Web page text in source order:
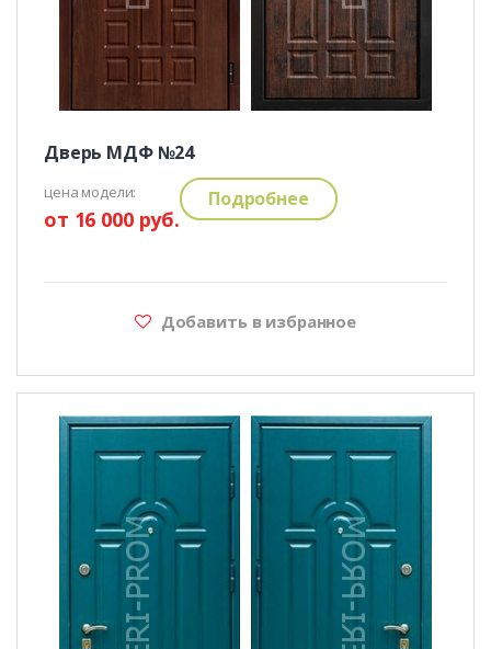
Дверь МДФ №24
цена модели:
от 16 000 руб.
Подробнее
Добавить в избранное